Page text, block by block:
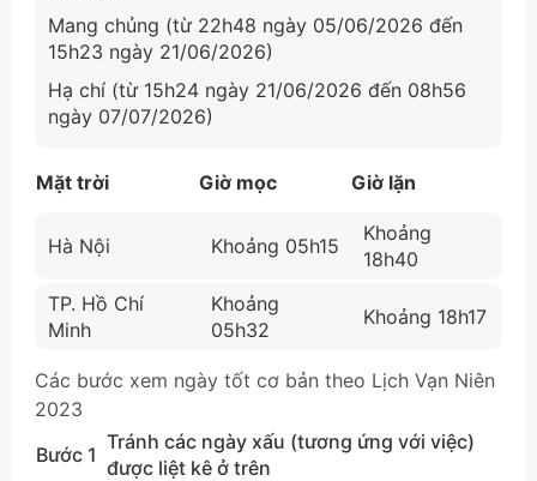
Mang chủng (từ 22h48 ngày 05/06/2026 đến
15h23 ngày 21/06/2026)
Hạ chí (từ 15h24 ngày 21/06/2026 đến 08h56
ngày 07/07/2026)
Mặt trời Giờ mọc Giờ lặn
Hà Nội Khoảng 05h15
Khoảng
18h40
TP. Hồ Chí
Minh
Khoảng
05h32
Khoảng 18h17
Các bước xem ngày tốt cơ bản theo Lịch Vạn Niên
2023
Bước 1
Tránh các ngày xấu (tương ứng với việc)
được liệt kê ở trên